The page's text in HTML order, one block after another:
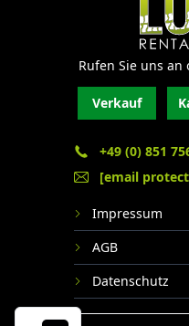
Rufen Sie uns an
Verkauf
+49 (0) 851
[email
Impressum
AGB
Datenschutz